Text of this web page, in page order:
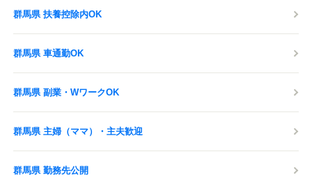
群馬県 扶養控除内OK
群馬県 車通勤OK
群馬県 副業・WワークOK
群馬県 主婦（ママ）・主夫歓迎
群馬県 勤務先公開